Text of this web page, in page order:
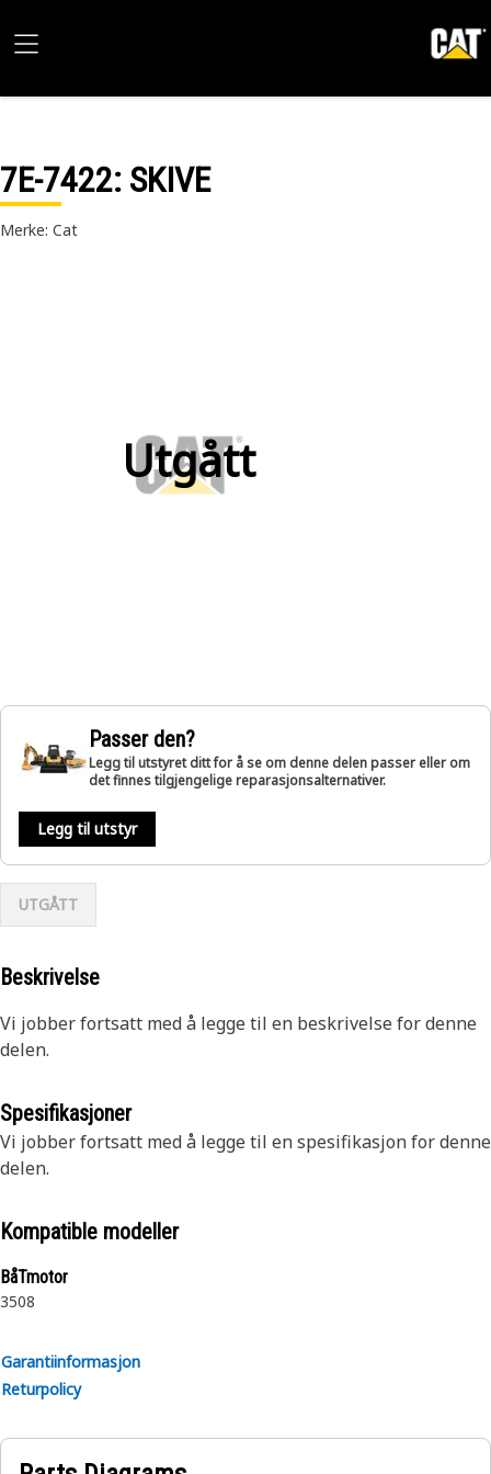
7E-7422: SKIVE
Merke: Cat
Utgått
Passer den?
Legg til utstyret ditt for å se om denne delen passer eller om
det finnes tilgjengelige reparasjonsalternativer.
Legg til utstyr
UTGÅTT
Beskrivelse
Vi jobber fortsatt med å legge til en beskrivelse for denne
delen.
Spesifikasjoner
Vi jobber fortsatt med å legge til en spesifikasjon for denne
delen.
Kompatible modeller
BåTmotor
3508
Garantiinformasjon
Returpolicy